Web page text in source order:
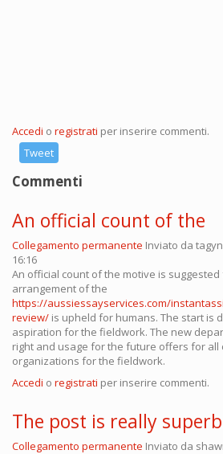
Accedi o registrati per inserire commenti.
Tweet
Commenti
An official count of the
Collegamento permanente Inviato da
16:16
An official count of the motive is
arrangement of the
https://aussiessayservices.com/
review/ is upheld for humans. The start is
aspiration for the fieldwork. The new
right and usage for the future offers for
organizations for the fieldwork.
Accedi o registrati per inserire commenti.
The post is really
Collegamento permanente Inviato da